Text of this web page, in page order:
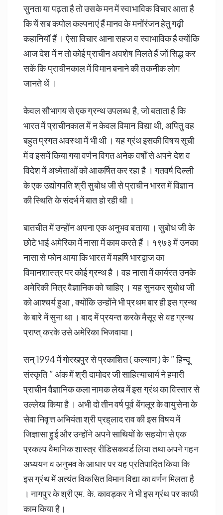
सुनता या पढ़ता है तो उसके मन में स्वाभाविक विचार आता है
कि यें सब कपोल कल्पनाएं हैं मानव के मनोंरंजन हेतु गढ़ी
कहानियॉ हैं । ऐसा विचार आना सहज व स्वाभाविक है क्योंकि
आज देश में न तो कोई प्राचीन अवशेष मिलते हैं जों सिद्ध कर
सकें कि प्राचीनकाल में विमान बनाने की तकनीक लोग
जानते थें ।
केवल सौभागय से एक ग्रन्थ उपलब्ध है, जो बताता है कि
भारत में प्राचीनकाल में न केवल विमान विद्या थी, अपितु वह
बहुत प्रगत अवस्था में भी थी । यह ग्रंथ इसकी विषय सूची
में व इसमें किया गया वर्णन विगत अनेक वर्षों से अपने देश व
विदेश में अध्येताओं को आकर्षित कर रहा है । गतवर्ष दिल्ली
के एक उद्योगपति श्री सुबोध जी से प्राचीन भारत में विज्ञान
की स्थिति के संदर्भ में बात हो रही थी ।
बातचीत में उन्होंन अपना एक अनुभव बताया । सुबोध जी के
छोटे भाई अमेरिका में नासा में काम करते हैं । १९७३ में उनका
नासा से फोन आया कि भारत में महर्षि भारद्वाज का
विमानशास्त्र पर कोई ग्रन्थ है । वह नासा में कार्यरत उनके
अमेरिकी मित्र वैज्ञानिक को चाहिए । यह सुनकर सुबोध जी
को आश्चर्य हुआ , क्योंकि उन्होंने भी प्रथम बार ही इस ग्रन्थ
के बारे में सुना था । बाद में प्रयन्त करके मैसूर से वह ग्रन्थ
प्राप्त् करके उसे अमेरिका भिजवाया।
सन्‌ 1994 में गोरखपुर से प्रकाशित ( कल्याण ) के ” हिन्दू
संस्कृति ” अंक में श्री दामोदर जी साहित्याचार्य ने हमारी
प्राचीन वैज्ञानिक कला नामक लेख में इस ग्रंथ का विस्तार से
उल्लेख किया है । अभी दो तीन वर्ष पूर्व बेंगलूर के वायुसेना के
सेवा निवृत्त अभियंता श्री प्रह्‌लाद राव की इस विषय में
जिज्ञासा हुई और उन्होंने अपने साथियों के सहयोग से एक
प्रकल्प वैमानिक शास्त्र रीडिसकवर्ड लिया तथा अपने गहन
अध्ययन व अनुभव के आधार पर यह प्रतिपादित किया कि
इस ग्रंथ में अत्यंत विकसित विमान विद्या का वर्णन मिलता है
। नागपुर के श्री एम. के. कावड़कर ने भी इस ग्रंथ पर काफी
काम किया है।